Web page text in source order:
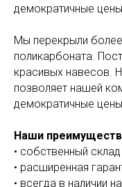
демократичные
Мы перекрыли
поликарбоната.
красивых навесов.
позволяет нашей
демократичные
Наши
• собственный склад
• расширенная
• всегда в наличии